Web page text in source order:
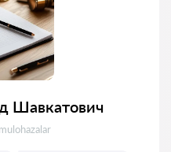
Шавкатович